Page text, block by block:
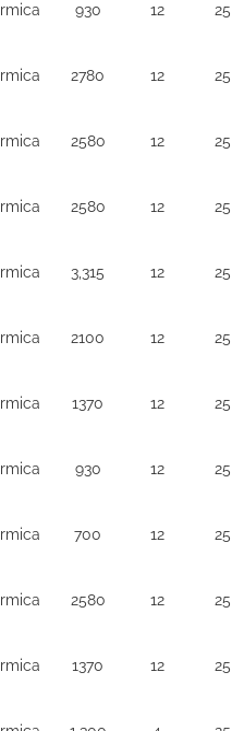
930 12 25
2780 12 25
2580 12 25
2580 12 25
3,315 12 25
2100 12 25
1370 12 25
930 12 25
700 12 25
2580 12 25
1370 12 25